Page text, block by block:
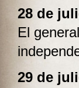
28 de
El
29 de